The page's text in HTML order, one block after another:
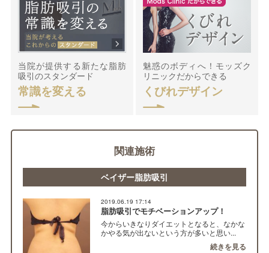
常識を変える
当院が提供する新たな脂肪
吸引のスタンダード
くびれデザイン
魅惑のボディへ！モッズク
リニックだからできる
関連施術
ベイザー脂肪吸引
2019.06.19 17:14
脂肪吸引でモチベーションアップ！
今からいきなりダイエットとなると、なかな
かやる気が出ないという方が多いと思い...
続きを見る